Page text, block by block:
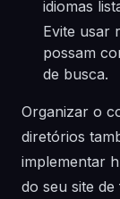
idiomas
Evite usar
possam
de busca.
Organizar o
diretórios
implementar
do seu site